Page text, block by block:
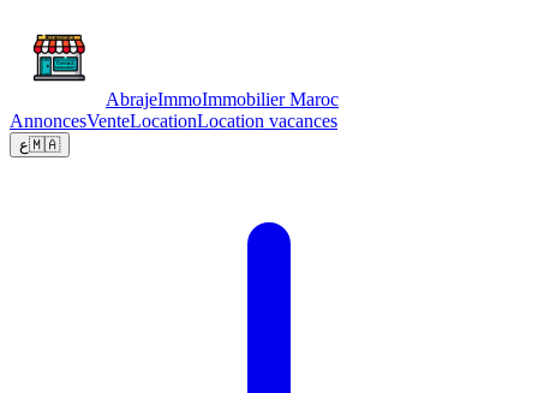
AbrajeImmoImmobilier Maroc
AnnoncesVenteLocationLocation vacances
ع🇲🇦